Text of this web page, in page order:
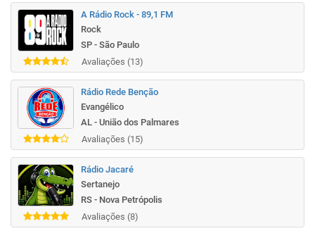
A Rádio Rock - 89,1 FM
Rock
SP - São Paulo
Avaliações (13)
Rádio Rede Benção
Evangélico
AL - União dos Palmares
Avaliações (15)
Rádio Jacaré
Sertanejo
RS - Nova Petrópolis
Avaliações (8)